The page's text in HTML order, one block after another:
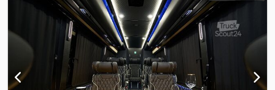
, Utrustning:ABS, bakgavellyft
, SEM racingutrustning Zorzi
gåshals, 2-axligt chassi med luftfjädring, isolerad bärande
påbyggnad med bakre racinglyft Dhollandia 1000 kg, dubbla
sidofack i två nivåer, välvt frontparti, invändig del med verkstad
och plats för två fordon med övre plan och körbanor, boendedel
med sängar, soffor och badrum på gåshalsen, inkluderad komplett
markis med sidoskydd + löstagbara spegelväggar, sidoingång med